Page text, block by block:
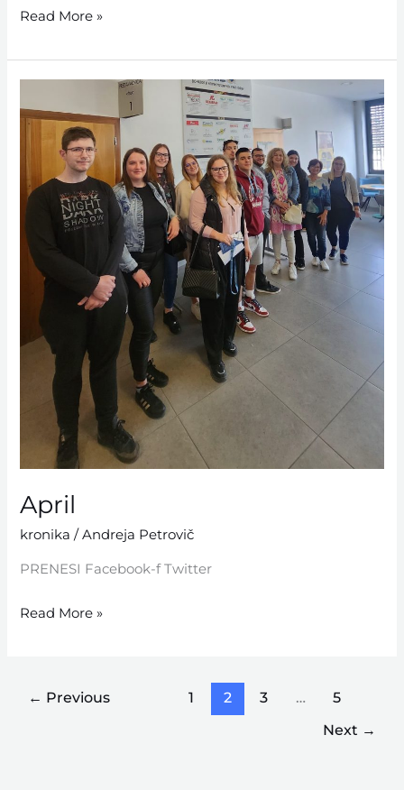
Read More »
April
kronika /Andreja Petrovič
PRENESI Facebook-f Twitter
Read More »
← Previous 1 2 3 …
5
Next →